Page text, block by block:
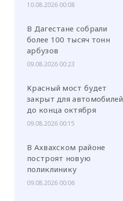
10.08.2026 00:08
В Дагестане собрали
более 100 тысяч тонн
арбузов
09.08.2026 00:23
Красный мост будет
закрыт для автомобилей
до конца октября
09.08.2026 00:15
В Ахвахском районе
построят новую
поликлинику
09.08.2026 00:06